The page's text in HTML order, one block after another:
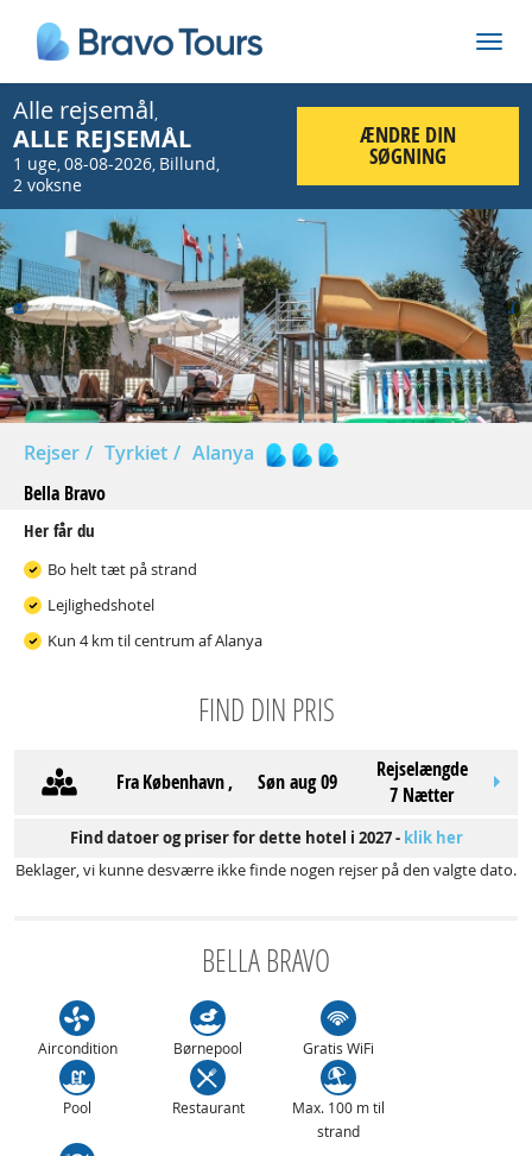
Alle rejsemål,
ALLE REJSEMÅL
1 uge,08-08-2026, Billund,
2 voksne
ÆNDRE DIN
SØGNING
Prev
Rejser Tyrkiet
Alanya
Bella Bravo
Her får du
Bo helt tæt på strand
Lejlighedshotel
Kun 4 km til centrum af Alanya
FIND DIN PRIS
Fra København, søn aug 09
Rejselængde
7 Nætter
Find datoer og priser for dette hotel i 2027 - klik her
Beklager, vi kunne desværre ikke finde nogen rejser på den valgte dato.
BELLA BRAVO
Aircondition Børnepool Gratis WiFi
Pool Restaurant
Max. 100 m til
strand